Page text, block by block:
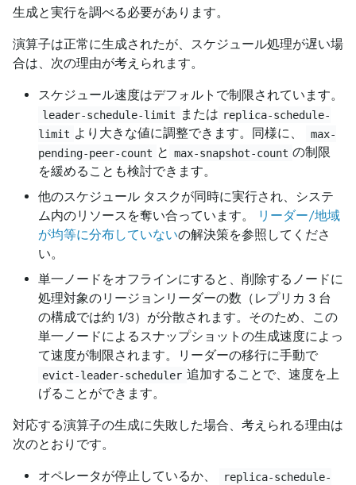
生成と実行を調べる必要があります。
演算子は正常に生成されたが、スケジュール処理が遅い場
合は、次の理由が考えられます。
スケジュール速度はデフォルトで制限されています。
leader-schedule-limit または replica-schedule-
limit より大きな値に調整できます。同様に、
max-
pending-peer-count と max-snapshot-count の制限
を緩めることも検討できます。
他のスケジュール タスクが同時に実行され、システ
ム内のリソースを奪い合っています。
リーダー/地域
が均等に分布していないの解決策を参照してくださ
い。
単一ノードをオフラインにすると、削除するノードに
処理対象のリージョンリーダーの数（レプリカ 3 台
の構成では約 1/3）が分散されます。そのため、この
単一ノードによるスナップショットの生成速度によっ
て速度が制限されます。リーダーの移行に手動で
evict-leader-scheduler 追加することで、速度を上
げることができます。
対応する演算子の生成に失敗した場合、考えられる理由は
次のとおりです。
オペレータが停止しているか、
replica-schedule-